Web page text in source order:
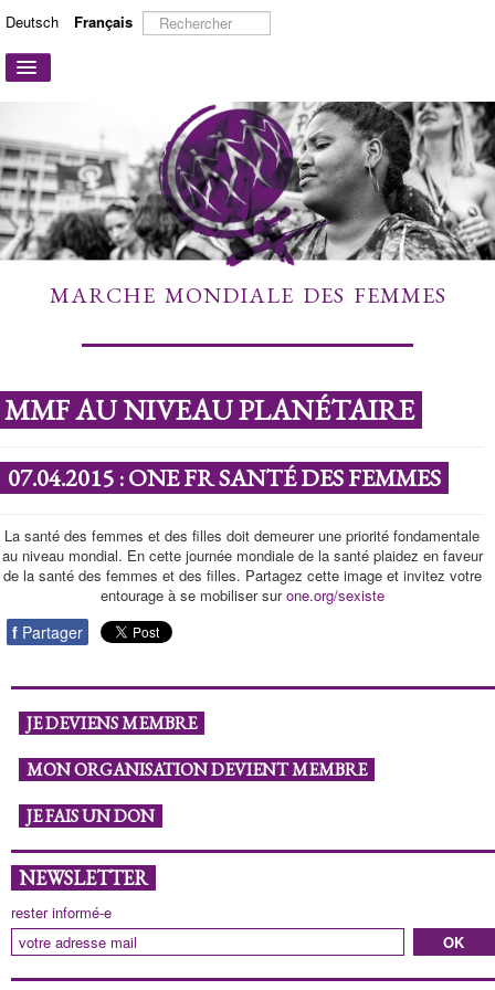
Deutsch Français Rechercher
Basculer
A PROPOS
ACTIONS ET CAMPAGNES
PARTICIPER
TÉMOIGNAGES
À DÉCOUVRIR
MARCHE MONDIALE DES FEMMES
MMF AU NIVEAU PLANÉTAIRE
07.04.2015 : ONE FR SANTÉ DES FEMMES
La santé des femmes et des filles doit demeurer une priorité fondamentale
au niveau mondial. En cette journée mondiale de la santé plaidez en faveur
de la santé des femmes et des filles. Partagez cette image et invitez votre
entourage à se mobiliser surone.org/sexiste
f Partager
JE DEVIENS MEMBRE
MON ORGANISATION DEVIENT MEMBRE
JE FAIS UN DON
NEWSLETTER
rester informé-e